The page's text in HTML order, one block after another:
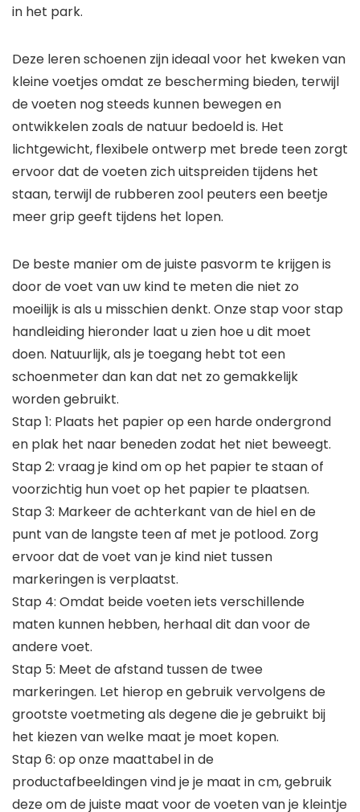
in het park.
Deze leren schoenen zijn ideaal voor het kweken van
kleine voetjes omdat ze bescherming bieden, terwijl
de voeten nog steeds kunnen bewegen en
ontwikkelen zoals de natuur bedoeld is. Het
lichtgewicht, flexibele ontwerp met brede teen zorgt
ervoor dat de voeten zich uitspreiden tijdens het
staan, terwijl de rubberen zool peuters een beetje
meer grip geeft tijdens het lopen.
De beste manier om de juiste pasvorm te krijgen is
door de voet van uw kind te meten die niet zo
moeilijk is als u misschien denkt. Onze stap voor stap
handleiding hieronder laat u zien hoe u dit moet
doen. Natuurlijk, als je toegang hebt tot een
schoenmeter dan kan dat net zo gemakkelijk
worden gebruikt.
Stap 1: Plaats het papier op een harde ondergrond
en plak het naar beneden zodat het niet beweegt.
Stap 2: vraag je kind om op het papier te staan of
voorzichtig hun voet op het papier te plaatsen.
Stap 3: Markeer de achterkant van de hiel en de
punt van de langste teen af met je potlood. Zorg
ervoor dat de voet van je kind niet tussen
markeringen is verplaatst.
Stap 4: Omdat beide voeten iets verschillende
maten kunnen hebben, herhaal dit dan voor de
andere voet.
Stap 5: Meet de afstand tussen de twee
markeringen. Let hierop en gebruik vervolgens de
grootste voetmeting als degene die je gebruikt bij
het kiezen van welke maat je moet kopen.
Stap 6: op onze maattabel in de
productafbeeldingen vind je je maat in cm, gebruik
deze om de juiste maat voor de voeten van je kleintje